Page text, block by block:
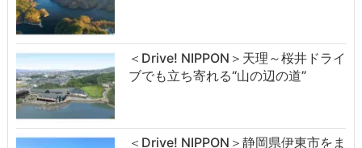
＜Drive! NIPPON＞天理～桜井ドライ
ブでも立ち寄れる“山の辺の道”
＜Drive! NIPPON＞静岡県伊東市をま